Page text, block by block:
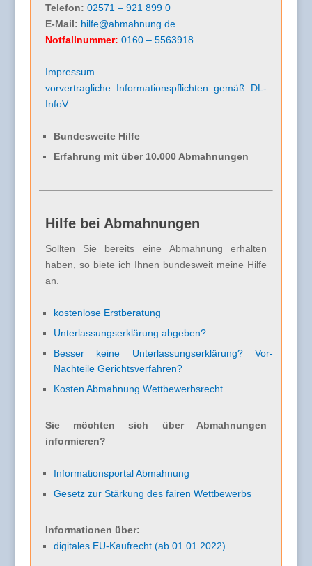
Telefon: 02571 – 921 899 0
E-Mail: hilfe@abmahnung.de
Notfallnummer: 0160 – 5563918
Impressum
vorvertragliche Informationspflichten gemäß DL-
InfoV
Bundesweite Hilfe
Erfahrung mit über 10.000 Abmahnungen
Hilfe bei Abmahnungen
Sollten Sie bereits eine Abmahnung erhalten
haben, so biete ich Ihnen bundesweit meine Hilfe
an.
kostenlose Erstberatung
Unterlassungserklärung abgeben?
Besser keine Unterlassungserklärung? Vor-
Nachteile Gerichtsverfahren?
Kosten Abmahnung Wettbewerbsrecht
Sie möchten sich über Abmahnungen
informieren?
Informationsportal Abmahnung
Gesetz zur Stärkung des fairen Wettbewerbs
Informationen über:
digitales EU-Kaufrecht (ab 01.01.2022)